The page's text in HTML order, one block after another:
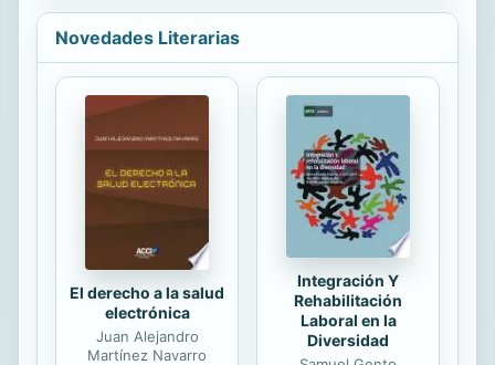
historia: el río Nilo como...
si acaso morían. A mí; me registraron
el 8 de junio de 1955 como Gregorio
Nesta Sedano.
Novedades Literarias
El derecho a la salud
electrónica
Juan Alejandro
Martínez Navarro
Integración Y
Rehabilitación
Laboral en la
Diversidad